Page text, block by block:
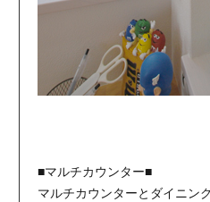
■マルチカウンター■
マルチカウンターとダイニン